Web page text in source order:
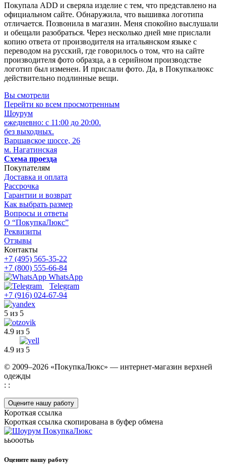
Покупала ADD и сверяла изделие с тем, что представлено на
официальном сайте. Обнаружила, что вышивка логотипа
отличается. Позвонила в магазин. Меня спокойно выслушали
и обещали разобраться. Через несколько дней мне прислали
копию ответа от производителя на итальянском языке с
переводом на русский, где говорилось о том, что на сайте
производителя фото образца, а в серийном производстве
логотип был изменен. И прислали фото. Да, в Покупкалюкс
действительно подлинные вещи.
Вы смотрели
Перейти ко всем просмотренным
Шоурум
ежедневно: с 11:00 до 20:00.
без выходных.
Варшавское шоссе, 26
м. Нагатинская
Схема проезда
Покупателям
Доставка и оплата
Рассрочка
Гарантии и возврат
Как выбрать размер
Вопросы и ответы
О “ПокупкаЛюкс”
Реквизиты
Отзывы
Контакты
+7 (495) 565-35-22
+7 (800) 555-66-84
WhatsApp
Telegram
+7 (916) 024-67-94
5 из 5
4.9 из 5
4.9 из 5
© 2009–2026 «ПокупкаЛюкс» — интернет-магазин верхней
одежды
: :
Оцените нашу работу
Короткая ссылка
Короткая ссылка скопирована в буфер обмена
ььооотьь
Оцените нашу работу